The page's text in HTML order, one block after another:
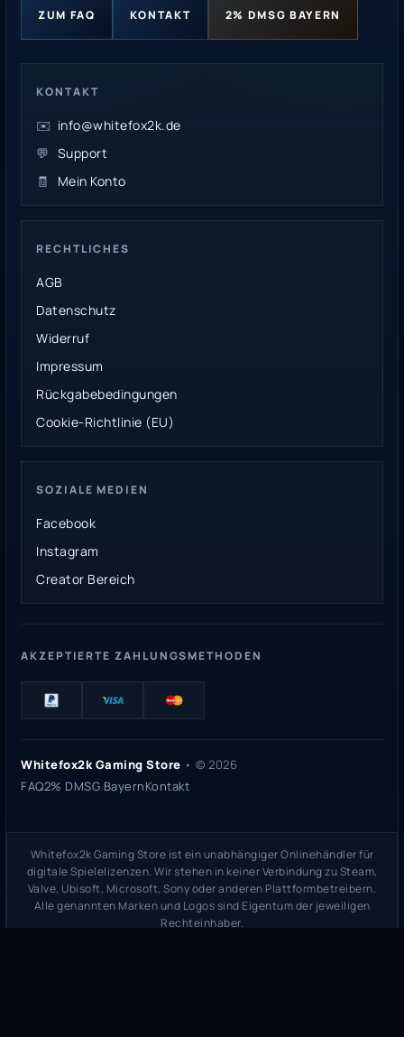
ZUM FAQ KONTAKT 2% DMSG BAYERN
KONTAKT
✉️ info@whitefox2k.de
💬 Support
🧾
Mein Konto
RECHTLICHES
AGB
Datenschutz
Widerruf
Impressum
Rückgabebedingungen
Cookie-Richtlinie (EU)
SOZIALE MEDIEN
Facebook
Instagram
Creator Bereich
AKZEPTIERTE ZAHLUNGSMETHODEN
Whitefox2k Gaming Store • © 2026
FAQ2% DMSG BayernKontakt
Whitefox2k Gaming Store ist ein unabhängiger Onlinehändler für
digitale Spielelizenzen. Wir stehen in keiner Verbindung zu Steam,
Valve, Ubisoft, Microsoft, Sony oder anderen Plattformbetreibern.
Alle genannten Marken und Logos sind Eigentum der jeweiligen
Rechteinhaber.